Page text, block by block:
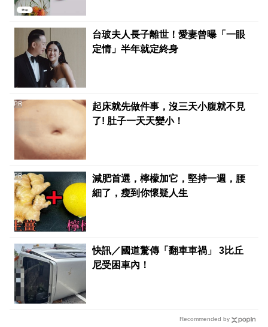
台玻夫人長子離世！愛妻曾曝「一眼
定情」半年就定終身
起床就先做件事，沒三天小腹就不見
了! 肚子一天天變小！
PR
減肥首選，檸檬加它，堅持一週，腰
細了，瘦到你懷疑人生
PR
快訊／國道驚傳「翻車車禍」 3比丘
尼受困車內！
Recommended by